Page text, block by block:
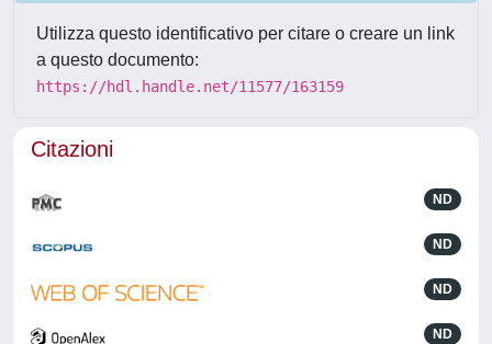
Utilizza questo identificativo per citare o creare un link
a questo documento:
https://hdl.handle.net/11577/163159
Citazioni
ND
ND
ND
ND